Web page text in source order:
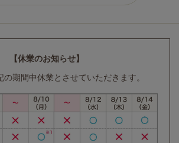
【休業のお知らせ】
期間中休業とさせていただきます。